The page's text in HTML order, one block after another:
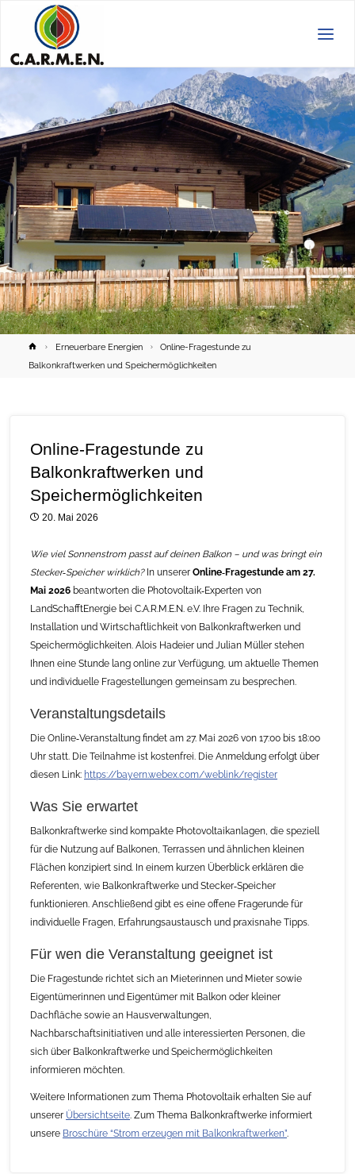
HomeErneuerbare Energien
Online-Fragestunde zu
Balkonkraftwerken und Speichermöglichkeiten
Online-Fragestunde zu
Balkonkraftwerken und
Speichermöglichkeiten
20. Mai 2026
Wie viel Sonnenstrom passt auf deinen Balkon – und was bringt ein
Stecker‑Speicher wirklich? In unsererOnline‑Fragestunde am 27.
Mai 2026 beantworten die Photovoltaik‑Experten von
LandSchafftEnergie bei C.A.R.M.E.N. e.V. Ihre Fragen zu Technik,
Installation und Wirtschaftlichkeit von Balkonkraftwerken und
Speichermöglichkeiten. Alois Hadeier und Julian Müller stehen
Ihnen eine Stunde lang online zur Verfügung, um aktuelle Themen
und individuelle Fragestellungen gemeinsam zu besprechen.
Veranstaltungsdetails
Die Online‑Veranstaltung findet am 27. Mai 2026 von 17:00 bis 18:00
Uhr statt. Die Teilnahme ist kostenfrei. Die Anmeldung erfolgt über
diesen Link: https://bayern.webex.com/weblink/register
Was Sie erwartet
Balkonkraftwerke sind kompakte Photovoltaikanlagen, die speziell
für die Nutzung auf Balkonen, Terrassen und ähnlichen kleinen
Flächen konzipiert sind. In einem kurzen Überblick erklären die
Referenten, wie Balkonkraftwerke und Stecker‑Speicher
funktionieren. Anschließend gibt es eine offene Fragerunde für
individuelle Fragen, Erfahrungsaustausch und praxisnahe Tipps.
Für wen die Veranstaltung geeignet ist
Die Fragestunde richtet sich an Mieterinnen und Mieter sowie
Eigentümerinnen und Eigentümer mit Balkon oder kleiner
Dachfläche sowie an Hausverwaltungen,
Nachbarschaftsinitiativen und alle interessierten Personen, die
sich über Balkonkraftwerke und Speichermöglichkeiten
informieren möchten.
Weitere Informationen zum Thema Photovoltaik erhalten Sie auf
unserer Übersichtseite. Zum Thema Balkonkraftwerke informiert
unsere Broschüre “Strom erzeugen mit Balkonkraftwerken”.